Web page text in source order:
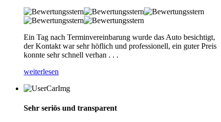
Ein Tag nach Terminvereinbarung wurde das Auto besichtigt,
der Kontakt war sehr höflich und professionell, ein guter Preis
konnte sehr schnell verhan . . .
weiterlesen
Sehr seriös und transparent